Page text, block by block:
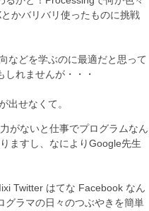
かバリバリ使ったものに挑戦
などを学ぶのに最適だと思って
れませんが・・・
出せなくて。
がないと仕事でプログラムなん
ますし、なによりGoogle先生
Twitter はてな Facebook なん
グラマの日々のつぶやきを簡単